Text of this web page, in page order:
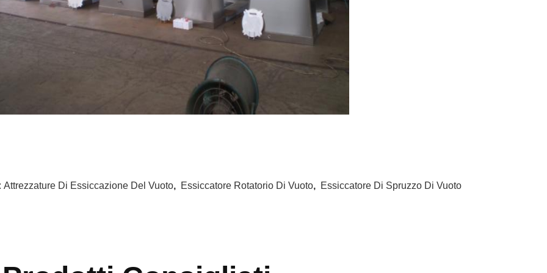
Attrezzature Di Essiccazione Del Vuoto, Essiccatore Rotatorio Di Vuoto, Essiccatore Di Spruzzo Di Vuoto